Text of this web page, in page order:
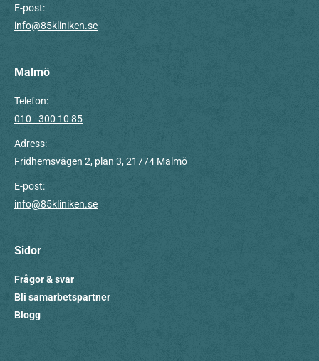
E-post:
info@85kliniken.se
Malmö
Telefon:
010 - 300 10 85
Adress:
Fridhemsvägen 2, plan 3, 21774 Malmö
E-post:
info@85kliniken.se
Sidor
Frågor & svar
Bli samarbetspartner
Blogg